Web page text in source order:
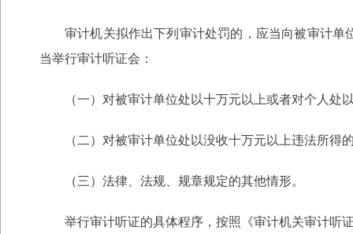
审计机关拟作出下列审计处罚的，应当向被审计
当举行审计听证会：
（一）对被审计单位处以十万元以上或者对个人处
（二）对被审计单位处以没收十万元以上违法所得
（三）法律、法规、规章规定的其他情形。
举行审计听证的具体程序，按照《审计机关审计听